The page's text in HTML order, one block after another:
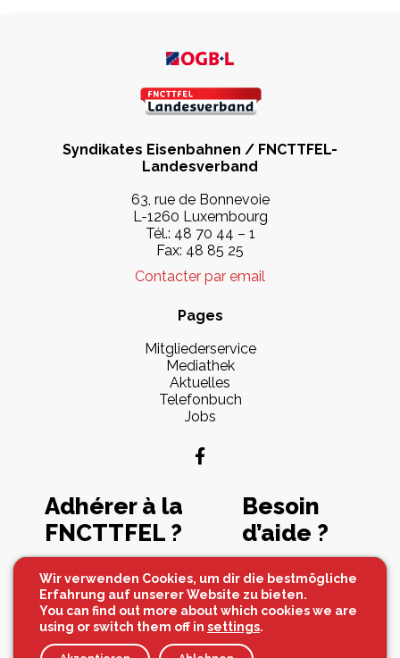
Syndikates Eisenbahnen / FNCTTFEL-
Landesverband
63, rue de Bonnevoie
L-1260 Luxembourg
Tél.: 48 70 44 – 1
Fax: 48 85 25
Contacter par email
Pages
Mitgliederservice
Mediathek
Aktuelles
Telefonbuch
Jobs
Adhérer à la
FNCTTFEL ?
Souscrire maintenant
Besoin
d’aide ?
Contactez-nous
Wir verwenden Cookies, um dir die bestmögliche
Erfahrung auf unserer Website zu bieten.
You can find out more about which cookies we are
using or switch them off in settings.